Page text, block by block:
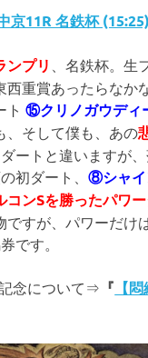
京11R 名鉄杯 (15:25)
ンプリ
、名鉄杯。
西重賞あったらなか
ト ⑮クリノガウディ
、そして僕も、あの
ートと違いますが
初ダート、 ⑧シャイ
コンSを勝ったパワ
ですが、パワーだけ
です。
念について⇒ 『 【